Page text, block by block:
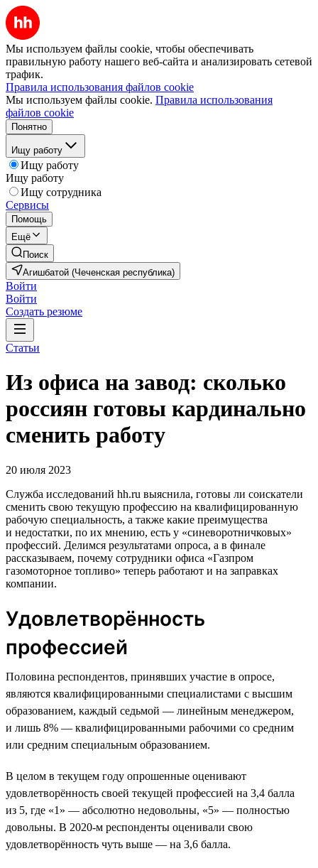
Мы используем файлы cookie, чтобы обеспечивать
правильную работу нашего веб-сайта и анализировать сетевой
трафик.
Правила использования файлов cookie
Мы используем файлы cookie. Правила использования
файлов cookie
Понятно
Ищу работу
Ищу работу
Ищу работу
Ищу сотрудника
Сервисы
Помощь
Ещё
Поиск
Агишбатой (Чеченская республика)
Войти
Войти
Создать резюме
Статьи
Из офиса на завод: сколько
россиян готовы кардинально
сменить работу
20 июля 2023
Служба исследований hh.ru выяснила, готовы ли соискатели
сменить свою текущую профессию на квалифицированную
рабочую специальность, а также какие преимущества
и недостатки, по их мнению, есть у «синеворотничковых»
профессий. Делимся результатами опроса, а в финале
рассказываем, почему сотрудники офиса «Газпром
газомоторное топливо» теперь работают и на заправках
компании.
Удовлетворённость
профессией
Половина респондентов, принявших участие в опросе,
являются квалифицированными специалистами с высшим
образованием, каждый седьмой — линейным менеджером,
и лишь 8% — квалифицированными рабочими со средним
или средним специальным образованием.
В целом в текущем году опрошенные оценивают
удовлетворённость своей текущей профессией на 3,4 балла
из 5, где «1» — абсолютно недовольны, «5» — полностью
довольны. В 2020-м респонденты оценивали свою
удовлетворённость чуть выше — на 3,6 балла.